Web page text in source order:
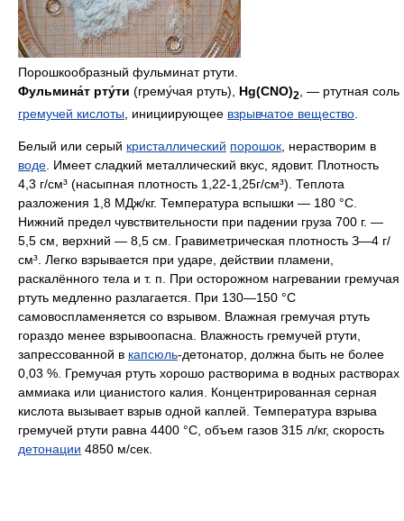
Порошкообразный фульминат ртути.
Фульмина́т рту́ти (грему́чая ртуть), Hg(CNO)2
, — ртутная соль
гремучей кислоты , инициирующее взрывчатое вещество
Белый или серый кристаллический порошок , нерастворим в
воде . Имеет сладкий металлический вкус, ядовит. Плотность
4,3 г/см³ (насыпная плотность 1,22-1,25г/см³). Теплота
разложения 1,8 MДж/кг. Температура вспышки — 180 °С.
Нижний предел чувствительности при падении груза 700 г. —
5,5 см, верхний — 8,5 см. Гравиметрическая плотность З—4 г/
см³. Легко взрывается при ударе, действии пламени,
раскалённого тела и т. п. При осторожном нагревании гремучая
ртуть медленно разлагается. При 130—150 °C
самовоспламеняется со взрывом. Влажная гремучая ртуть
гораздо менее взрывоопасна. Влажность гремучей ртути,
запрессованной в капсюль-детонатор, должна быть не более
0,03 %. Гремучая ртуть хорошо растворима в водных растворах
аммиака или цианистого калия. Концентрированная серная
кислота вызывает взрыв одной каплей. Температура взрыва
гремучей ртути равна 4400 °C, объем газов 315 л/кг, скорость
детонации 4850 м/сек.